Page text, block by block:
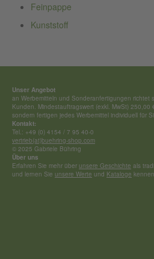
Feinpappe
Kunststoff
Unser Angebot
an Werbemitteln und Sonderan­fertigungen richtet
Kunden. Mindestauftragswert (exkl. MwSt) 250,00
sondern fertigen jedes Werbemittel individuell für
Kontakt:
Tel.: +49 (0) 4154 / 7 95 40-0
vertrieb(at)buehring-shop.com
© 2025 Gabriele Bühring
Über uns
Erfahren Sie mehr über unsere Geschichte als
und lernen Sie unsere Werte und Kataloge